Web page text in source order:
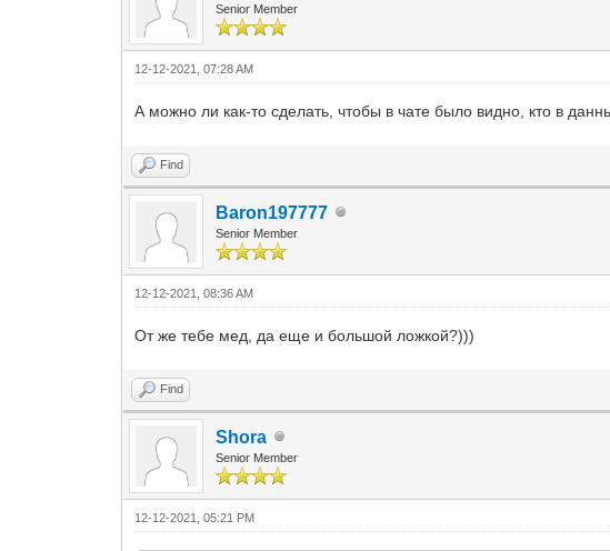
Senior Member
12-12-2021, 07:28 AM
А можно ли как-то сделать, чтобы в чате было видно, кто в
Find
Baron197777
Senior Member
12-12-2021, 08:36 AM
От же тебе мед, да еще и большой ложкой?)))
Find
Shora
Senior Member
12-12-2021, 05:21 PM